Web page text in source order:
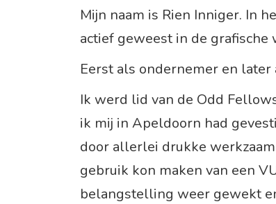
Mijn naam is Rien Inniger. In
actief geweest in de grafische
Eerst als ondernemer en
Ik werd lid van de Odd
ik mij in Apeldoorn had
door allerlei drukke
gebruik kon maken van een
belangstelling weer gewekt